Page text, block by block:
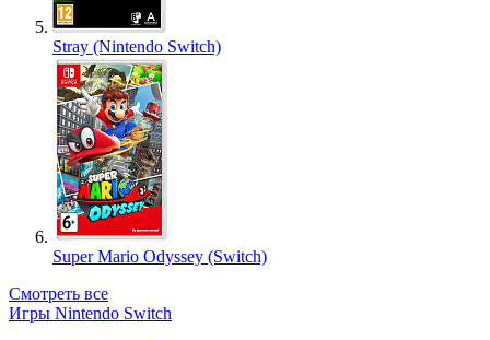
Stray (Nintendo Switch)
Super Mario Odyssey (Switch)
Смотреть все
Игры Nintendo Switch